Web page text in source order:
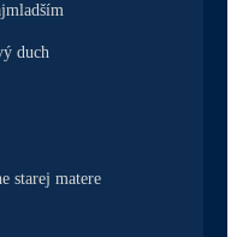
duch
starej matere